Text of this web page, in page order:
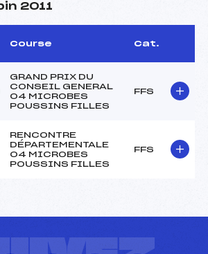
2011
Course Cat.
GRAND PRIX DU
CONSEIL GENERAL
04 MICROBES
POUSSINS FILLES
FFS
RENCONTRE
DÉPARTEMENTALE
04 MICROBES
POUSSINS FILLES
FFS